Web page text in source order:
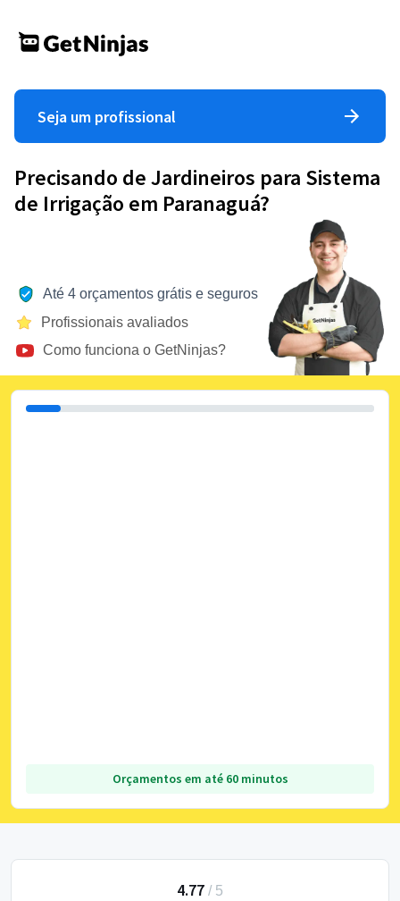
Seja um profissional
Precisando de Jardineiros para Sistema
de Irrigação em Paranaguá?
Até 4 orçamentos grátis e seguros
Profissionais avaliados
Como funciona o GetNinjas?
Orçamentos em até 60 minutos
4.77 / 5